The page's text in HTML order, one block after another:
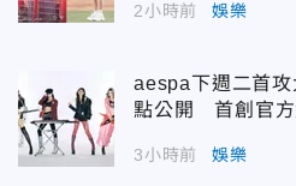
2小時前 娛樂
aespa下週二首
點公開 首創官方
3小時前 娛樂